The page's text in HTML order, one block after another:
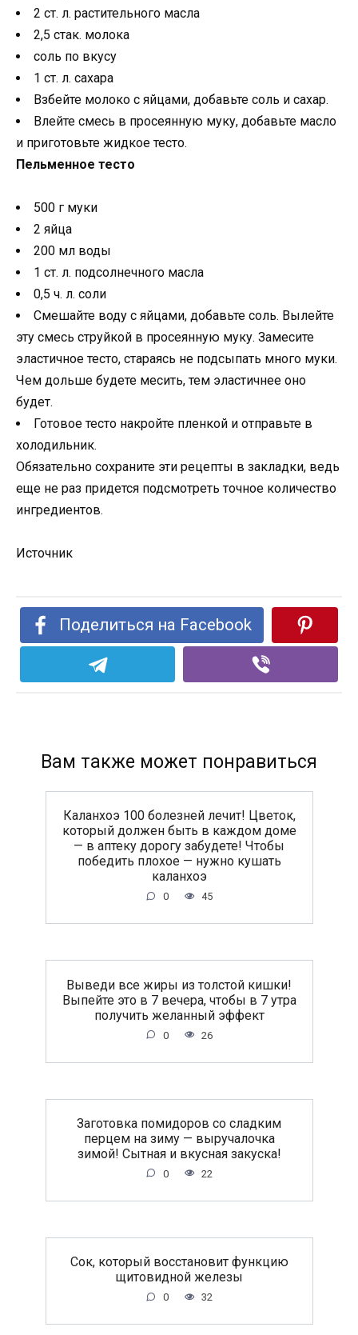
2 ст. л. растительного масла
2,5 стак. молока
соль по вкусу
1 ст. л. сахара
Взбейте молоко с яйцами, добавьте соль и сахар.
Влейте смесь в просеянную муку, добавьте масло
и приготовьте жидкое тесто.
Пельменное тесто
500 г муки
2 яйца
200 мл воды
1 ст. л. подсолнечного масла
0,5 ч. л. соли
Смешайте воду с яйцами, добавьте соль. Вылейте
эту смесь струйкой в просеянную муку. Замесите
эластичное тесто, стараясь не подсыпать много муки.
Чем дольше будете месить, тем эластичнее оно
будет.
Готовое тесто накройте пленкой и отправьте в
холодильник.
Обязательно сохраните эти рецепты в закладки, ведь
еще не раз придется подсмотреть точное количество
ингредиентов.
Источник
Поделиться на Facebook
Вам также может понравиться
Каланхоэ 100 болезней лечит! Цветок,
который должен быть в каждом доме
— в аптеку дорогу забудете! Чтобы
победить плохое — нужно кушать
каланхоэ
0 45
Выведи все жиры из толстой кишки!
Выпейте это в 7 вечера, чтобы в 7 утра
получить желанный эффект
0 26
Заготовка помидоров со сладким
перцем на зиму — выручалочка
зимой! Сытная и вкусная закуска!
0 22
Сок, который восстановит функцию
щитовидной железы
0 32